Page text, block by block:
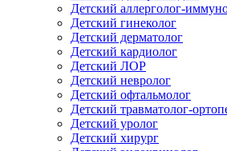
Детский аллерголог-
Детский гинеколог
Детский дерматолог
Детский кардиолог
Детский ЛОР
Детский невролог
Детский офтальмолог
Детский травматолог-
Детский уролог
Детский хирург